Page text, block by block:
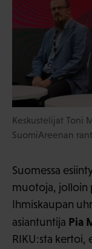
Keskustelijat Toni
SuomiAreenan
Suomessa
muotoja, jolloin
Ihmiskaupan
asiantuntija Pia
RIKU:sta kertoi,